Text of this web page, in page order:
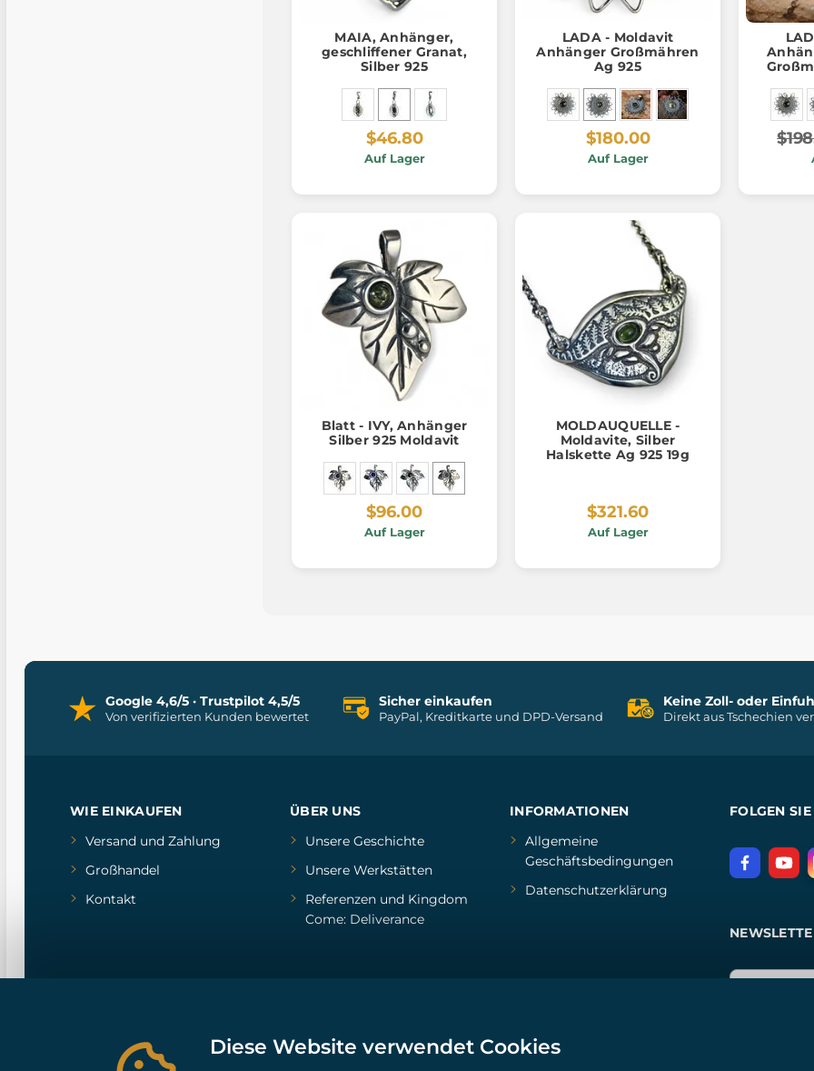
MAIA, Anhänger,
geschliffener Granat,
Silber 925
$46.80
Auf Lager
LADA - Moldavit
Anhänger Großmähren
Ag 925
$180.00
Auf Lager
Blatt - IVY, Anhänger
Silber 925 Moldavit
$96.00
Auf Lager
MOLDAUQUELLE -
Moldavite, Silber
Halskette Ag 925 19g
$321.60
Auf Lager
Google 4,6/5 · Trustpilot 4,5/5
Von verifizierten Kunden bewertet
Sicher einkaufen
PayPal, Kreditkarte und DPD-Versand
Keine Zoll- oder
Direkt aus Tschechien
WIE EINKAUFEN
Versand und Zahlung
Großhandel
Kontakt
ÜBER UNS
Unsere Geschichte
Unsere Werkstätten
Referenzenund Kingdom
Come: Deliverance
INFORMATIONEN
Allgemeine
Geschäftsbedingungen
Datenschutzerklärung
FOLGEN
Diese Website verwendet Cookies